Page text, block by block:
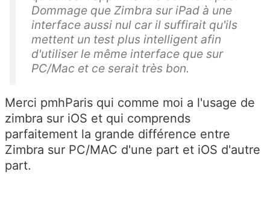
Dommage que Zimbra sur iPad à une
interface aussi nul car il suffirait qu'ils
mettent un test plus intelligent afin
d'utiliser le même interface que sur
PC/Mac et ce serait très bon.
Merci pmhParis qui comme moi a l'usage de
zimbra sur iOS et qui comprends
parfaitement la grande différence entre
Zimbra sur PC/MAC d'une part et iOS d'autre
part.